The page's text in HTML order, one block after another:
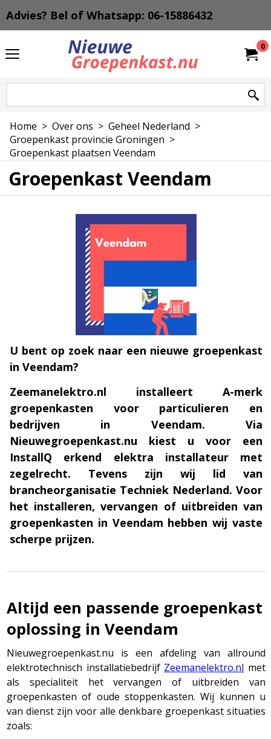
Advies? Bel of Whatsapp: 06-15886432
0
Home > Over ons > Geheel Nederland >
Groepenkast provincie Groningen >
Groepenkast plaatsen Veendam
Groepenkast Veendam
U bent op zoek naar een nieuwe groepenkast
in Veendam?
Zeemanelektro.nl installeert A-merk
groepenkasten voor particulieren en
bedrijven in Veendam. Via
Nieuwegroepenkast.nu kiest u voor een
InstallQ erkend elektra installateur met
zegelrecht. Tevens zijn wij lid van
brancheorganisatie Techniek Nederland. Voor
het installeren, vervangen of uitbreiden van
groepenkasten in Veendam hebben wij vaste
scherpe prijzen.
Altijd een passende groepenkast
oplossing in Veendam
Nieuwegroepenkast.nu is een afdeling van allround
elektrotechnisch installatiebedrijf Zeemanelektro.nl met
als specialiteit het vervangen of uitbreiden van
groepenkasten of oude stoppenkasten. Wij kunnen u
van dienst zijn voor alle denkbare groepenkast situaties
zoals: